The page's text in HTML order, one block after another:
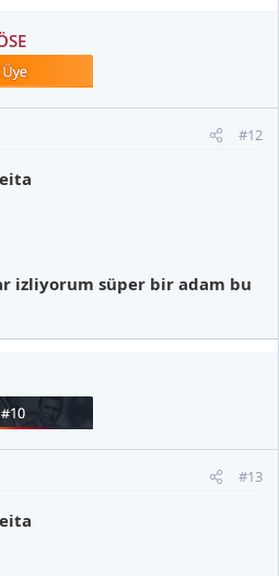
#12
izliyorum süper bir adam bu
#13